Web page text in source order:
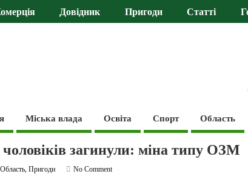
Довідник Пригоди Статті
Міська влада Освіта Спорт Область
чоловіків загинули: міна типу ОЗМ
Область,Пригоди
No Comment